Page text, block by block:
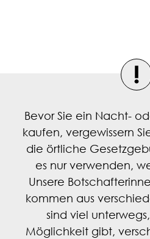
Bevor Sie ein Nacht-
kaufen, vergewissern
die örtliche
es nur verwenden,
Unsere
kommen aus
sind viel
Möglichkeit gibt,